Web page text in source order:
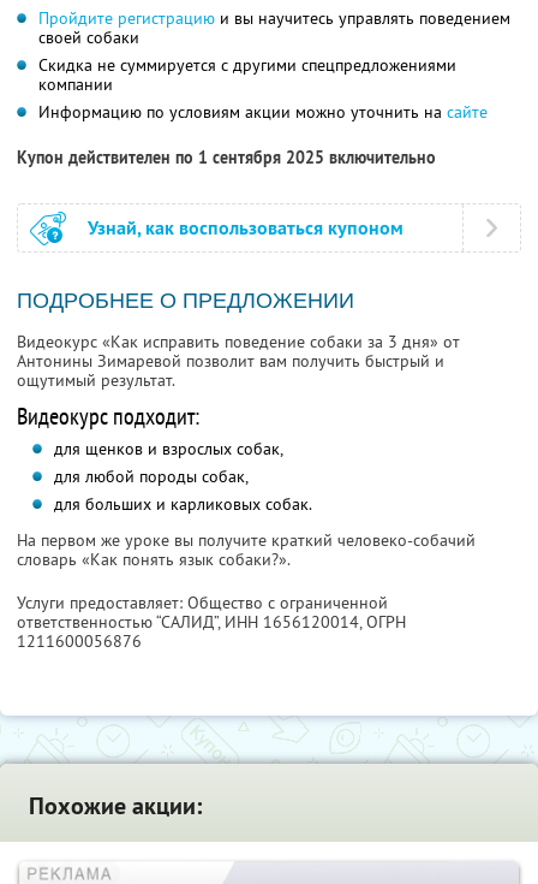
Пройдите регистрацию и вы научитесь управлять поведением
своей собаки
Скидка не суммируется с другими спецпредложениями
компании
Информацию по условиям акции можно уточнить на сайте
Купон действителен по 1 сентября 2025 включительно
Узнай, как воспользоваться купоном
ПОДРОБНЕЕ О ПРЕДЛОЖЕНИИ
Видеокурс «Как исправить поведение собаки за 3 дня» от
Антонины Зимаревой позволит вам получить быстрый и
ощутимый результат.
Видеокурс подходит:
для щенков и взрослых собак,
для любой породы собак,
для больших и карликовых собак.
На первом же уроке вы получите краткий человеко-собачий
словарь «Как понять язык собаки?».
Услуги предоставляет: Общество с ограниченной
ответственностью “САЛИД”, ИНН 1656120014, ОГРН
1211600056876
Похожие акции: